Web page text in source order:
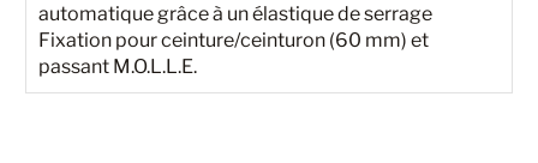
automatique grâce à un élastique de serrage
Fixation pour ceinture/ceinturon (60 mm) et
passant M.O.L.L.E.